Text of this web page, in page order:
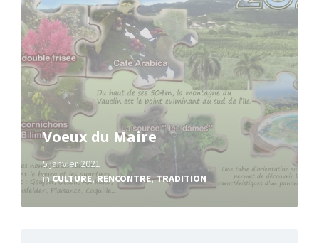
Voeux du Maire
5 janvier 2021
inCULTURE,RENCONTRE,TRADITION